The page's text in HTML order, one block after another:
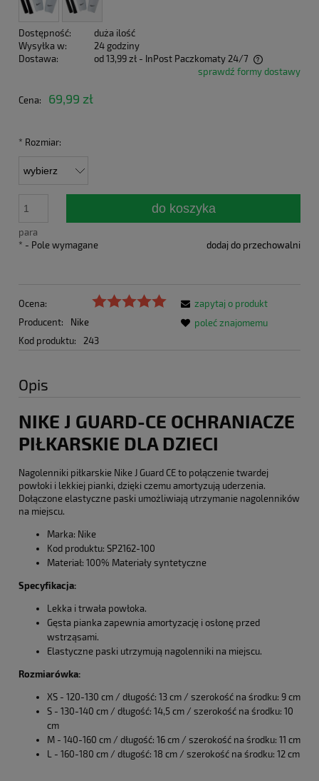
Dostępność:
duża ilość
Wysyłka w:
24 godziny
Dostawa:
od 13,99 zł - InPost Paczkomaty 24/7
Cena nie zawiera ewentualnych kosztów płatnościsprawdź formy dostawy
Cena: 69,99 zł
* Rozmiar:
para
do koszyka
dodaj do przechowalni
* - Pole wymagane
Ocena:
Producent:
Nike
Kod produktu:
243
zapytaj o produkt
poleć znajomemu
Opis
NIKE J GUARD-CE OCHRANIACZE
PIŁKARSKIE DLA DZIECI
Nagolenniki piłkarskie Nike J Guard CE to połączenie twardej
powłoki i lekkiej pianki, dzięki czemu amortyzują uderzenia.
Dołączone elastyczne paski umożliwiają utrzymanie nagolenników
na miejscu.
Marka: Nike
Kod produktu: SP2162-100
Materiał: 100% Materiały syntetyczne
Specyfikacja:
Lekka i trwała powłoka.
Gęsta pianka zapewnia amortyzację i osłonę przed
wstrząsami.
Elastyczne paski utrzymują nagolenniki na miejscu.
Rozmiarówka:
XS - 120-130 cm / długość: 13 cm / szerokość na środku: 9 cm
S - 130-140 cm / długość: 14,5 cm / szerokość na środku: 10
cm
M - 140-160 cm / długość: 16 cm / szerokość na środku: 11 cm
L - 160-180 cm / długość: 18 cm / szerokość na środku: 12 cm